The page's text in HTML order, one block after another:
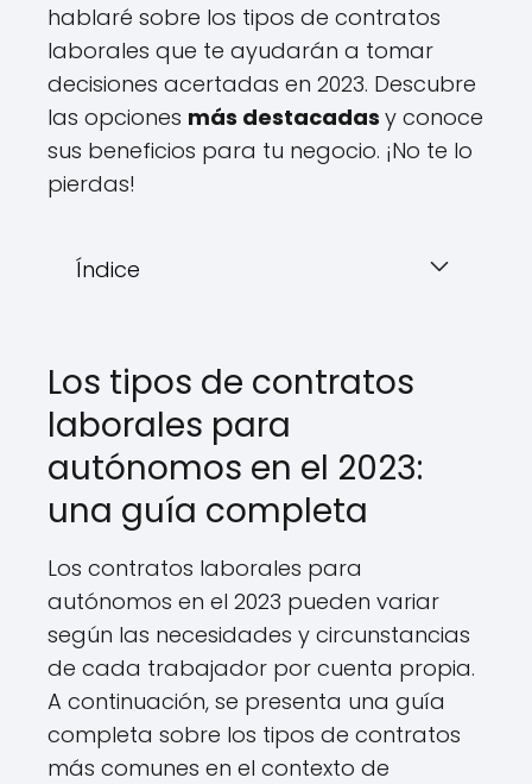
hablaré sobre los tipos de contratos
laborales que te ayudarán a tomar
decisiones acertadas en 2023. Descubre
las opciones más destacadas y conoce
sus beneficios para tu negocio. ¡No te lo
pierdas!
Índice
Los tipos de contratos
laborales para
autónomos en el 2023:
una guía completa
Los contratos laborales para
autónomos en el 2023 pueden variar
según las necesidades y circunstancias
de cada trabajador por cuenta propia.
A continuación, se presenta una guía
completa sobre los tipos de contratos
más comunes en el contexto de